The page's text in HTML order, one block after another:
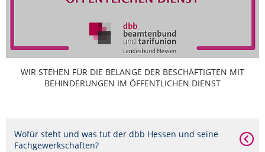
WIR STEHEN FÜR DIE BELANGE DER BESCHÄFTIGTEN MIT
BEHINDERUNGEN IM ÖFFENTLICHEN DIENST
Wofür steht und was tut der dbb Hessen und seine
Fachgewerkschaften?